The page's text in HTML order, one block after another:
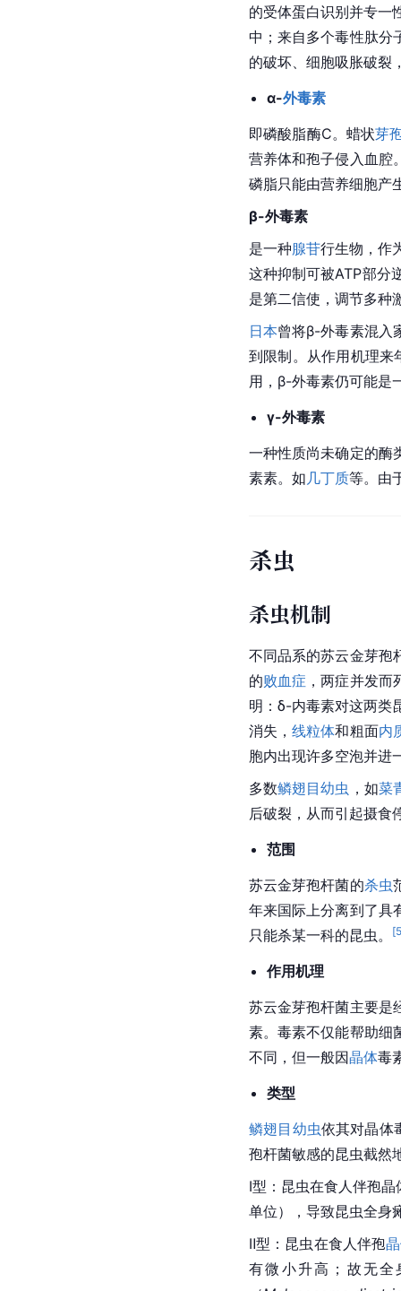
的受体蛋白识别并专一
中；来自多个毒性肽分
的破坏、细胞吸胀破裂
α-外毒素
即磷酸脂酶C。蜡状芽
营养体和孢子侵入血腔
磷脂只能由营养细胞产
β-外毒素
是一种腺苷行生物，作
这种抑制可被ATP部分
是第二信使，调节多种
日本曾将β-外毒素混入
到限制。从作用机理
用，β-外毒素仍可能是
γ-外毒素
一种性质尚未确定的酶
素素。如几丁质等。由
杀虫
杀虫机制
不同品系的苏云金芽孢
的败血症 ，两症并发
明：δ-内毒素对这两类
消失，线粒体和粗面内
胞内出现许多空泡并进
多数鳞翅目幼虫 ，如菜
后破裂，从而引起摄食
范围
苏云金芽孢杆菌的杀虫
年来国际上分离到了具
只能杀某一科的昆虫。
[
作用机理
苏云金芽孢杆菌主要是
素。毒素不仅能帮助细
不同，但一般因晶体毒
类型
鳞翅目幼虫依其对晶体
孢杆菌敏感的昆虫截然
Ⅰ型：昆虫在食人伴孢
单位），导致昆虫全身
Ⅱ型：昆虫在食人伴孢
有微小升高；故无